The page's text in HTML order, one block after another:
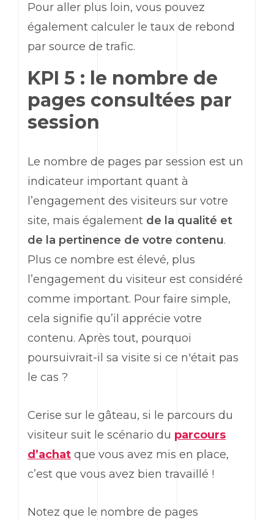
Pour aller plus loin, vous pouvez
également calculer le taux de rebond
par source de trafic.
KPI 5 : le nombre de
pages consultées par
session
Le nombre de pages par session est un
indicateur important quant à
l’engagement des visiteurs sur votre
site, mais également de la qualité et
de la pertinence de votre contenu.
Plus ce nombre est élevé, plus
l’engagement du visiteur est considéré
comme important. Pour faire simple,
cela signifie qu’il apprécie votre
contenu. Après tout, pourquoi
poursuivrait-il sa visite si ce n'était pas
le cas ?
Cerise sur le gâteau, si le parcours du
visiteur suit le scénario du parcours
d’achat que vous avez mis en place,
c’est que vous avez bien travaillé !
Notez que le nombre de pages